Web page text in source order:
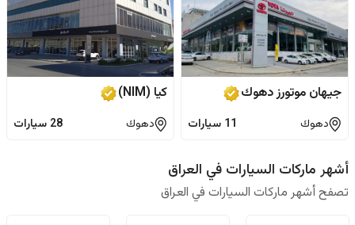
جيهان موتورز دهوك
دهوك 11 سيارات
كيا (NIM)
دهوك 28 سيارات
أشهر ماركات السيارات في العراق
تصفح أشهر ماركات السيارات في العراق